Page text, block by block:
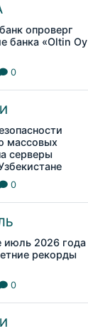
опроверг
банка «Oltin Oy
0
массовых
серверы
0
июль 2026 года
рекорды
0